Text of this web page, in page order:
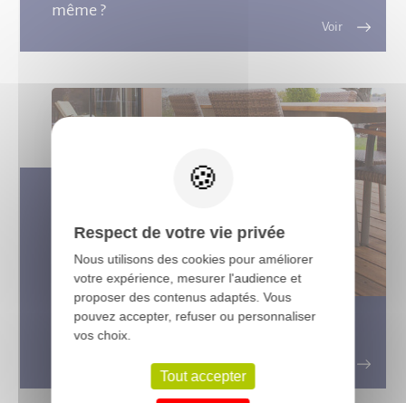
même ?
Conseils de pose : terrasse bois sur
Respect de votre vie privée
Nous utilisons des cookies pour améliorer
votre expérience, mesurer l'audience et
proposer des contenus adaptés. Vous
pouvez accepter, refuser ou personnaliser
vos choix.
Tout accepter